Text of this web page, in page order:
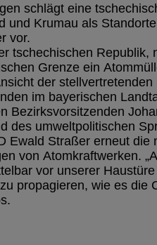
schlägt eine
und Krumau als
vor.
tschechischen Republik,
Grenze ein
der stellvertretenden
im bayerischen
Bezirksvorsitzenden
des umweltpolitischen
Ewald Straßer erneut die
von Atomkraftwerken.
vor unserer
propagieren, wie es die